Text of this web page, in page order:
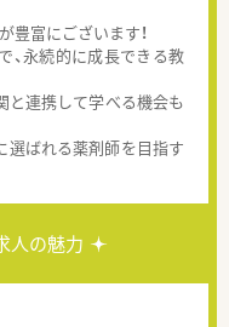
富にございます！
、永続的に成長できる教
と連携して学べる機会も
選ばれる薬剤師を目指す
人の魅力